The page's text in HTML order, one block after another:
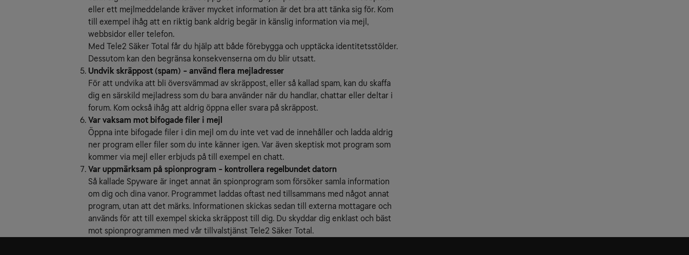
eller ett mejlmeddelande kräver mycket information är det bra att tänka sig för. Kom
till exempel ihåg att en riktig bank aldrig begär in känslig information via mejl,
webbsidor eller telefon.
Med Tele2 Säker Total får du hjälp att både förebygga och upptäcka identitetsstölder.
Dessutom kan den begränsa konsekvenserna om du blir utsatt.
Undvik skräppost (spam) - använd flera mejladresser
För att undvika att bli översvämmad av skräppost, eller så kallad spam, kan du skaffa
dig en särskild mejladress som du bara använder när du handlar, chattar eller deltar i
forum. Kom också ihåg att aldrig öppna eller svara på skräppost.
Var vaksam mot bifogade filer i mejl
Öppna inte bifogade filer i din mejl om du inte vet vad de innehåller och ladda aldrig
ner program eller filer som du inte känner igen. Var även skeptisk mot program som
kommer via mejl eller erbjuds på till exempel en chatt.
Var uppmärksam på spionprogram - kontrollera regelbundet datorn
Så kallade Spyware är inget annat än spionprogram som försöker samla information
om dig och dina vanor. Programmet laddas oftast ned tillsammans med något annat
program, utan att det märks. Informationen skickas sedan till externa mottagare och
används för att till exempel skicka skräppost till dig. Du skyddar dig enklast och bäst
mot spionprogrammen med vår tillvalstjänst Tele2 Säker Total.